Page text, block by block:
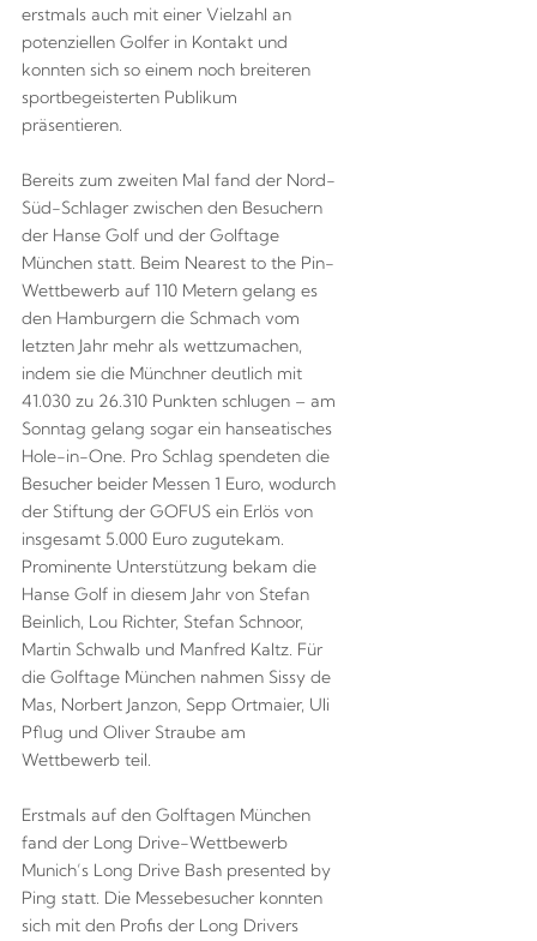
erstmals auch mit einer Vielzahl an
potenziellen Golfer in Kontakt und
konnten sich so einem noch breiteren
sportbegeisterten Publikum
präsentieren.
Bereits zum zweiten Mal fand der Nord-
Süd-Schlager zwischen den Besuchern
der Hanse Golf und der Golftage
München statt. Beim Nearest to the Pin-
Wettbewerb auf 110 Metern gelang es
den Hamburgern die Schmach vom
letzten Jahr mehr als wettzumachen,
indem sie die Münchner deutlich mit
41.030 zu 26.310 Punkten schlugen – am
Sonntag gelang sogar ein hanseatisches
Hole-in-One. Pro Schlag spendeten die
Besucher beider Messen 1 Euro, wodurch
der Stiftung der GOFUS ein Erlös von
insgesamt 5.000 Euro zugutekam.
Prominente Unterstützung bekam die
Hanse Golf in diesem Jahr von Stefan
Beinlich, Lou Richter, Stefan Schnoor,
Martin Schwalb und Manfred Kaltz. Für
die Golftage München nahmen Sissy de
Mas, Norbert Janzon, Sepp Ortmaier, Uli
Pflug und Oliver Straube am
Wettbewerb teil.
Erstmals auf den Golftagen München
fand der Long Drive-Wettbewerb
Munich’s Long Drive Bash presented by
Ping statt. Die Messebesucher konnten
sich mit den Profis der Long Drivers